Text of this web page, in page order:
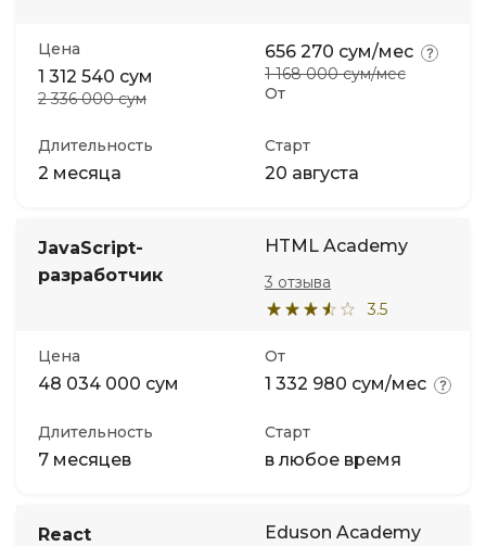
Цена
1 312 540 сум
2 336 000 сум От
656 270 сум/мес
1 168 000 сум/мес
Длительность
2 месяца
Старт
20 августа
JavaScript-
разработчик
HTML Academy
3.5
3 отзыва
Цена
48 034 000 сум
От
1 332 980 сум/мес
Длительность
7 месяцев
Старт
в любое время
React
Eduson Academy